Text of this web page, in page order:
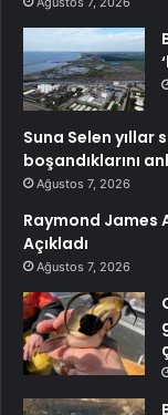
Suna Selen yıllar
boşandıklarını
Ağustos 7, 2026
Raymond James
Açıkladı
Ağustos 7, 2026